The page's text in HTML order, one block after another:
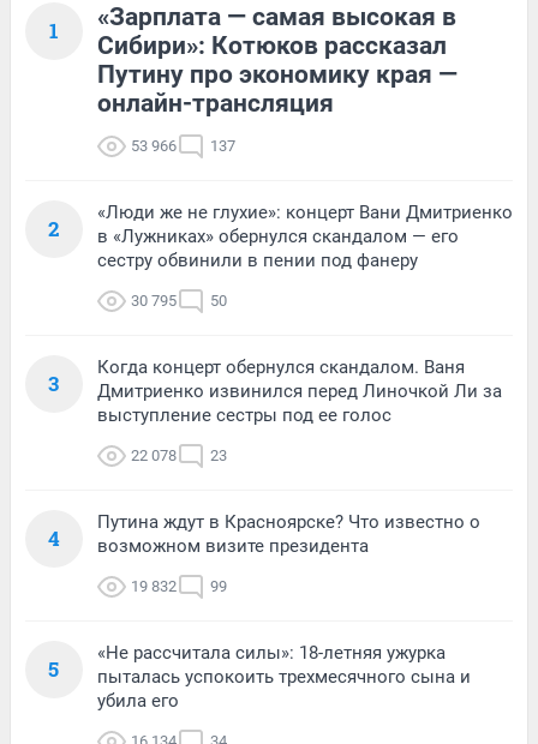
1
«Зарплата — самая высокая в
Сибири»: Котюков рассказал
Путину про экономику края —
онлайн-трансляция
53 966 137
2
«Люди же не глухие»: концерт Вани Дмитриенко
в «Лужниках» обернулся скандалом — его
сестру обвинили в пении под фанеру
30 795 50
3
Когда концерт обернулся скандалом. Ваня
Дмитриенко извинился перед Линочкой Ли за
выступление сестры под ее голос
22 078 23
4
Путина ждут в Красноярске? Что известно о
возможном визите президента
19 832 99
5
«Не рассчитала силы»: 18-летняя ужурка
пыталась успокоить трехмесячного сына и
убила его